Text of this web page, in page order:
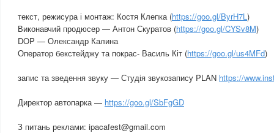
текст, режисура і монтаж: Костя Клепка (https://goo.gl/ByrH7L)
Виконавчий продюсер — Антон Скуратов (https://goo.gl/CYSv8M)
DOP — Олександр Калина
Оператор бекстейджу та покрас- Василь Кіт (https://goo.gl/us4MFd)
запис та зведення звуку — Студія звукозапису PLAN https://
Директор автопарка — https://goo.gl/SbFgGD
З питань реклами: ipacafest@gmail.com